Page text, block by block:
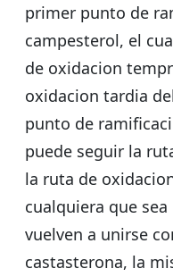
primer punto de
campesterol, el
de oxidacion
oxidacion tardia
punto de
puede seguir la
la ruta de
cualquiera que
vuelven a unirse
castasterona, la